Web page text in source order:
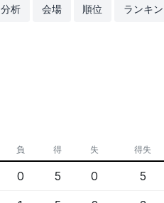
分析 会場 順位 ランキ
負 得 失 得失
0 5 0 5